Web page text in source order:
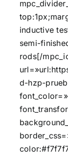
inductive
semi-
rods[/
d-hzp-